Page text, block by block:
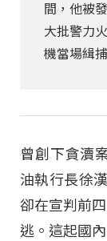
間，他被
大批警力
機當場緝
曾創下貪瀆
油執行長徐
卻在宣判前
逃。這起國